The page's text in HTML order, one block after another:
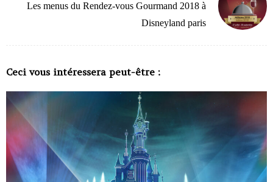
Les menus du Rendez-vous Gourmand 2018 à
Disneyland paris
Ceci vous intéressera peut-être :